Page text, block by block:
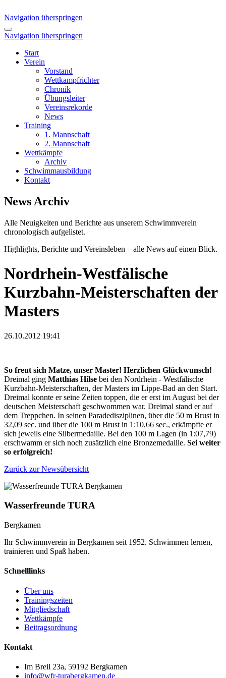
Navigation überspringen
Navigation überspringen
Start
Verein
Vorstand
Wettkampfrichter
Chronik
Übungsleiter
Vereinsrekorde
News
Training
1. Mannschaft
2. Mannschaft
Wettkämpfe
Archiv
Schwimmausbildung
Kontakt
News Archiv
Alle Neuigkeiten und Berichte aus unserem Schwimmverein
chronologisch aufgelistet.
Highlights, Berichte und Vereinsleben – alle News auf einen Blick.
Nordrhein-Westfälische
Kurzbahn-Meisterschaften der
Masters
26.10.2012 19:41
So freut sich Matze, unser Master! Herzlichen Glückwunsch!
Dreimal ging Matthias Hilse bei den Nordrhein - Westfälische
Kurzbahn-Meisterschaften, der Masters im Lippe-Bad an den Start.
Dreimal konnte er seine Zeiten toppen, die er erst im August bei der
deutschen Meisterschaft geschwommen war. Dreimal stand er auf
dem Treppchen. In seinen Paradedisziplinen, über die 50 m Brust in
32,09 sec. und über die 100 m Brust in 1:10,66 sec., erkämpfte er
sich jeweils eine Silbermedaille. Bei den 100 m Lagen (in 1:07,79)
erschwamm er sich noch zusätzlich eine Bronzemedaille. Sei weiter
so erfolgreich!
Zurück zur Newsübersicht
Wasserfreunde TURA
Bergkamen
Ihr Schwimmverein in Bergkamen seit 1952. Schwimmen lernen,
trainieren und Spaß haben.
Schnelllinks
Über uns
Trainingszeiten
Mitgliedschaft
Wettkämpfe
Beitragsordnung
Kontakt
Im Breil 23a, 59192 Bergkamen
info@wfr-turabergkamen.de